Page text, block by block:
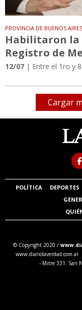
PROVINCIA DE BUENOS AIRES
Habilitaron la
Registro de
12/07 | Entre el 1ro y
Cargar
POLÍTICA DEPORTES
© Copyright 2020 /
www.diariolaverdad.com.ar
- Mitre 331. San